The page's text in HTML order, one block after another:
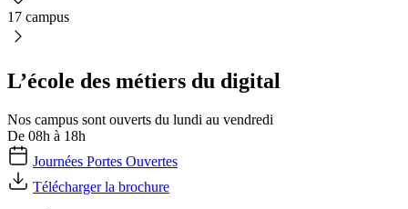
17 campus
L’école des métiers du digital
Nos campus sont ouverts du lundi au vendredi
De 08h à 18h
Journées Portes Ouvertes
Télécharger la brochure